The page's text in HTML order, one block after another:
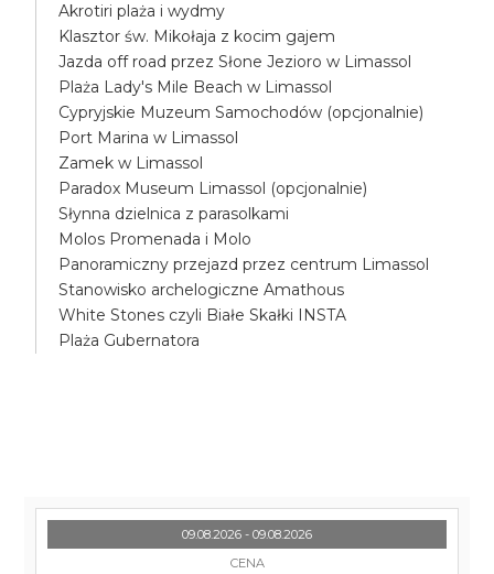
Akrotiri plaża i wydmy
Klasztor św. Mikołaja z kocim gajem
Jazda off road przez Słone Jezioro w Limassol
Plaża Lady's Mile Beach w Limassol
Cypryjskie Muzeum Samochodów (opcjonalnie)
Port Marina w Limassol
Zamek w Limassol
Paradox Museum Limassol (opcjonalnie)
Słynna dzielnica z parasolkami
Molos Promenada i Molo
Panoramiczny przejazd przez centrum Limassol
Stanowisko archelogiczne Amathous
White Stones czyli Białe Skałki INSTA
Plaża Gubernatora
09.08.2026 - 09.08.2026
CENA